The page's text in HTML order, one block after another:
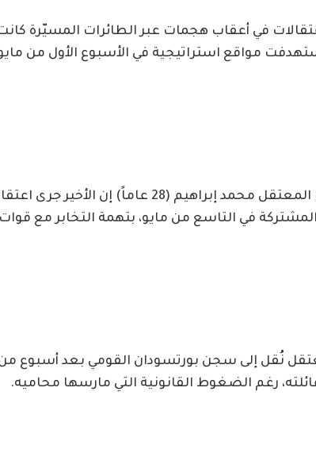
في أعقاب هجمات عبر الطائرات المسيّرة
مواقع استراتيجية في الأسبوع الأول من
وقال أحد أقارب المعتقل محمد إبراهيم (28
المشتركة في التاسع من مايو، بتهمة التخابر مع
نُقل إلى سجن بورتسودان القومي بعد أسبوع من
رغم الضغوط القانونية التي مارسها محاميه.